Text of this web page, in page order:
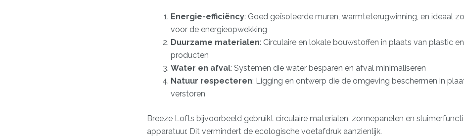
Energie-efficiëncy: Goed geïsoleerde muren, warmteterugwinning, en ideaal
voor de energieopwekking
Duurzame materialen: Circulaire en lokale bouwstoffen in plaats van plastic
producten
Water en afval: Systemen die water besparen en afval minimaliseren
Natuur respecteren: Ligging en ontwerp die de omgeving beschermen in
verstoren
Breeze Lofts bijvoorbeeld gebruikt circulaire materialen, zonnepanelen en
apparatuur. Dit vermindert de ecologische voetafdruk aanzienlijk.